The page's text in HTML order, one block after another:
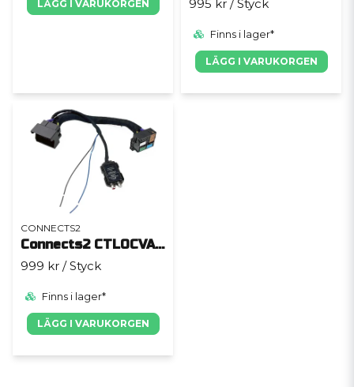
LÄGG I VARUKORGEN
995 kr / Styck
Finns i lager*
LÄGG I VARUKORGEN
CONNECTS2
Connects2 CTLOCVAG2-2CH
999 kr / Styck
Finns i lager*
LÄGG I VARUKORGEN